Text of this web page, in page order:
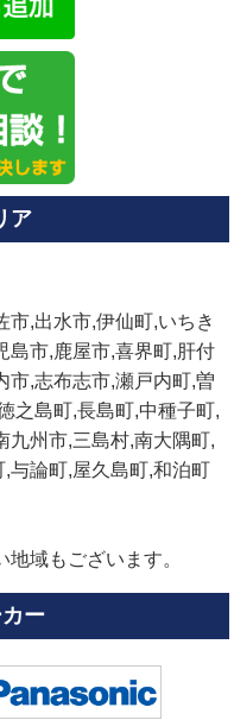
ア
市,出水市,伊仙町,いちき
島市,鹿屋市,喜界町,肝付
市,志布志市,瀬戸内町,曽
之島町,長島町,中種子町,
九州市,三島村,南大隅町,
与論町,屋久島町,和泊町
域もございます。
ー